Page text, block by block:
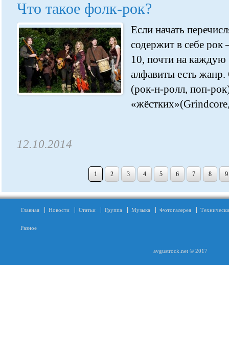
Что такое фолк-рок?
Если начать
содержит в себе рок
10, почти на каждую
алфавиты есть
(рок-н-ролл, поп-
12.10.2014
1 2 3 4 5 6 7 8 9
Главная Новости Статьи Группа Музыка Фотогалерея
Разное
avgustrock.net © 2017